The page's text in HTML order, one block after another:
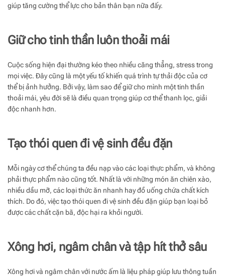
giúp tăng cường thể lực cho bản thân bạn nữa đấy.
Giữ cho tinh thần luôn thoải mái
Cuộc sống hiện đại thường kéo theo nhiều căng thẳng, stress trong
mọi việc. Đây cũng là một yếu tố khiến quá trình tự thải độc của cơ
thể bị ảnh hưởng. Bởi vậy, làm sao để giữ cho mình một tinh thần
thoải mái, yêu đời sẽ là điều quan trọng giúp cơ thể thanh lọc, giải
độc nhanh hơn.
Tạo thói quen đi vệ sinh đều đặn
Mỗi ngày cơ thể chúng ta đều nạp vào các loại thực phẩm, và không
phải thực phẩm nào cũng tốt. Nhất là với những món ăn chiên xào,
nhiều dầu mỡ, các loại thức ăn nhanh hay đồ uống chứa chất kích
thích. Do đó, việc tạo thói quen đi vệ sinh đều đặn giúp bạn loại bỏ
được các chất cặn bã, độc hại ra khỏi người.
Xông hơi, ngâm chân và tập hít thở sâu
Xông hơi và ngâm chân với nước ấm là liệu pháp giúp lưu thông tuần